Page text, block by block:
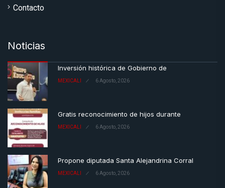
Contacto
Noticias
Inversión histórica de Gobierno de
MEXICALI 6 Agosto, 2026
Gratis reconocimiento de hijos durante
MEXICALI 6 Agosto, 2026
Propone diputada Santa Alejandrina Corral
MEXICALI 6 Agosto, 2026